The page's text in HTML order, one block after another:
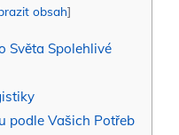
obsah]
Světa Spolehlivé
podle Vašich Potřeb